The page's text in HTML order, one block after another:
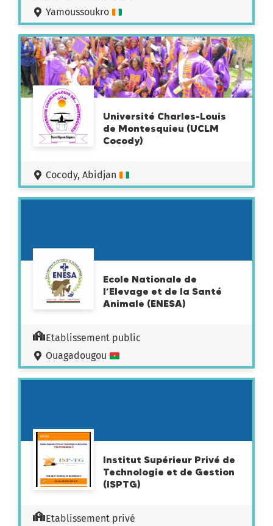
Yamoussoukro
Université Charles-Louis
de Montesquieu (UCLM
Cocody)
Cocody, Abidjan
Ecole Nationale de
l’Elevage et de la Santé
Animale (ENESA)
Etablissement public
Ouagadougou
Institut Supérieur Privé de
Technologie et de Gestion
(ISPTG)
Etablissement privé